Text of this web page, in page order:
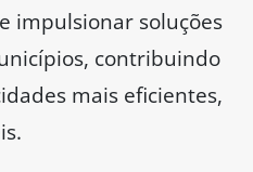
impulsionar soluções
contribuindo
mais eficientes,